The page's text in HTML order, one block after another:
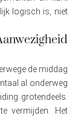
logisch is, niet
de middag
al onderweg
grotendeels.
vermijden. Het